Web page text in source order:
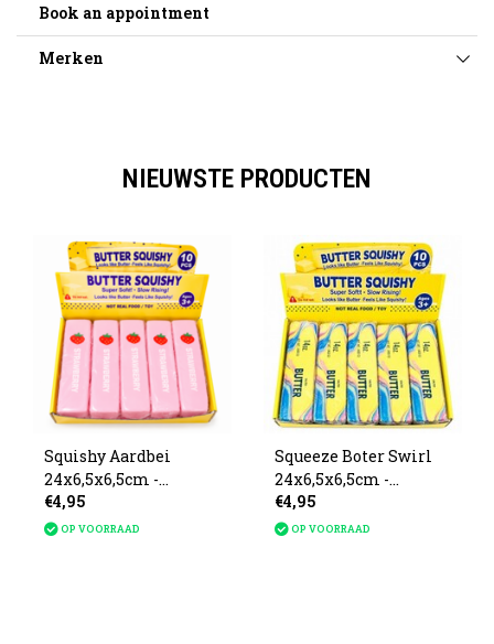
Book an appointment
Merken
NIEUWSTE PRODUCTEN
Squishy Aardbei
24x6,5x6,5cm -
Leverbaar vanaf 20
Augustus
€4,95
OP VOORRAAD
Squeeze Boter Swirl
24x6,5x6,5cm -
Leverbaar 20 Augustus
€4,95
OP VOORRAAD